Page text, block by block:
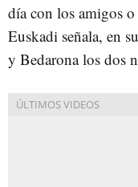
día con los amigos
Euskadi señala, en
y Bedarona los dos